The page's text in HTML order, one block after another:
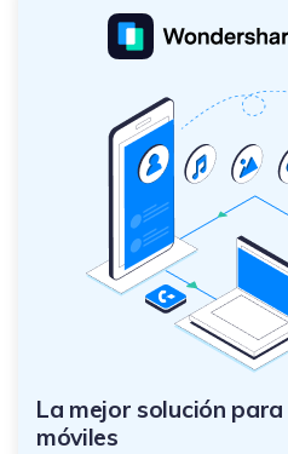
La mejor solución
móviles